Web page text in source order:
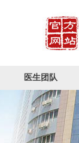
医生团队